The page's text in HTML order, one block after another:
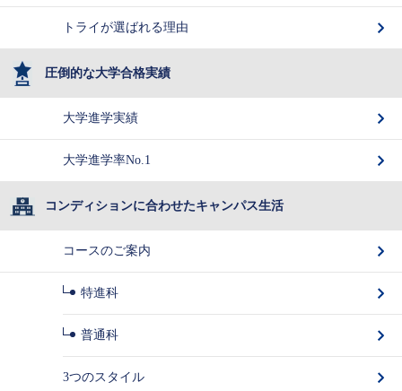
トライが選ばれる理由
圧倒的な大学合格実績
大学進学実績
大学進学率No.1
コンディションに合わせたキャンパス生活
コースのご案内
特進科
普通科
3つのスタイル